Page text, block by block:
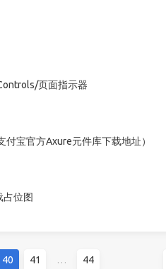
页面指示器
宝官方Axure元件库下载地址）
位图
40 41 … 44